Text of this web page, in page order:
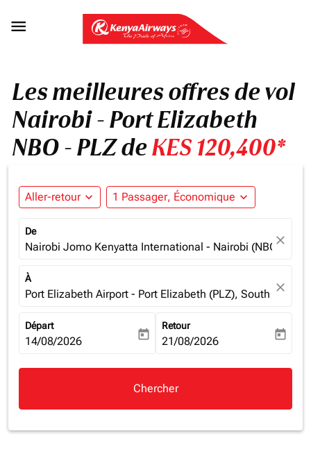

Les meilleures offres de vol
Nairobi - Port Elizabeth
NBO - PLZ deKES 120,400*
Aller-retour expand_more 1 Passager, Économique expand_more
De
Nairobi Jomo Kenyatta International - Nairobi (NBO),
close
À
Port Elizabeth Airport - Port Elizabeth (PLZ), South Africa
close
Départ
fc-booking-departure-date-aria-label
14/08/2026 today
Retour
fc-booking-return-date-aria-
21/08/2026 today
Chercher